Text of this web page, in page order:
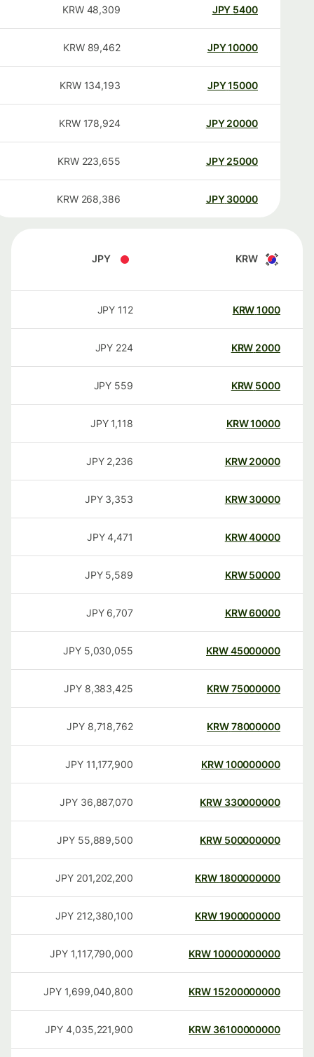
5400
JPY
48,309
KRW
10000
JPY
89,462
KRW
15000
JPY
134,193
KRW
20000
JPY
178,924
KRW
25000
JPY
223,655
KRW
30000
JPY
268,386
KRW
KRW
JPY
1000
KRW
112
JPY
2000
KRW
224
JPY
5000
KRW
559
JPY
10000
KRW
1,118
JPY
20000
KRW
2,236
JPY
30000
KRW
3,353
JPY
40000
KRW
4,471
JPY
50000
KRW
5,589
JPY
60000
KRW
6,707
JPY
45000000
KRW
5,030,055
JPY
75000000
KRW
8,383,425
JPY
78000000
KRW
8,718,762
JPY
100000000
KRW
11,177,900
JPY
330000000
KRW
36,887,070
JPY
500000000
KRW
55,889,500
JPY
1800000000
KRW
201,202,200
JPY
1900000000
KRW
212,380,100
JPY
10000000000
KRW
1,117,790,000
JPY
15200000000
KRW
1,699,040,800
JPY
36100000000
KRW
4,035,221,900
JPY